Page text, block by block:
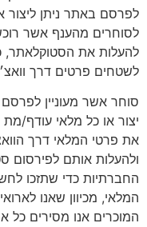
לפרסם באתר ניתן ליצור
לסוחרים מהענף אשר
להעלות את הסטוקלאתר,
לשטחים פרטים דרך
סוחר אשר מעוניין לפרסם
יצור או כל מלאי עודף/מת
את פרטי המלאי דרך
ולהעלות אותם לפירסום
החברתיות כדי שתזכו
המלאי, מכיוון שאנו
המוכרים אנו מסירים כל